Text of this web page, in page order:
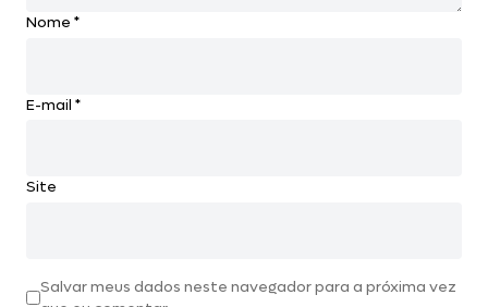
Nome *
E-mail *
Site
Salvar meus dados neste navegador para a próxima vez